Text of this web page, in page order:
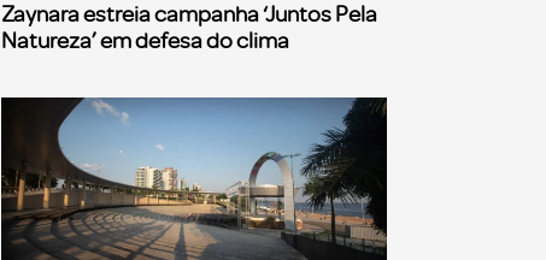
Zaynara estreia campanha ‘Juntos Pela
Natureza’ em defesa do clima